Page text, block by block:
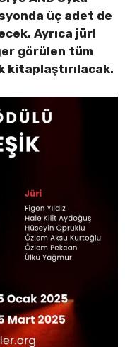
üç adet de
Ayrıca jüri
görülen tüm
kitaplaştırılacak.